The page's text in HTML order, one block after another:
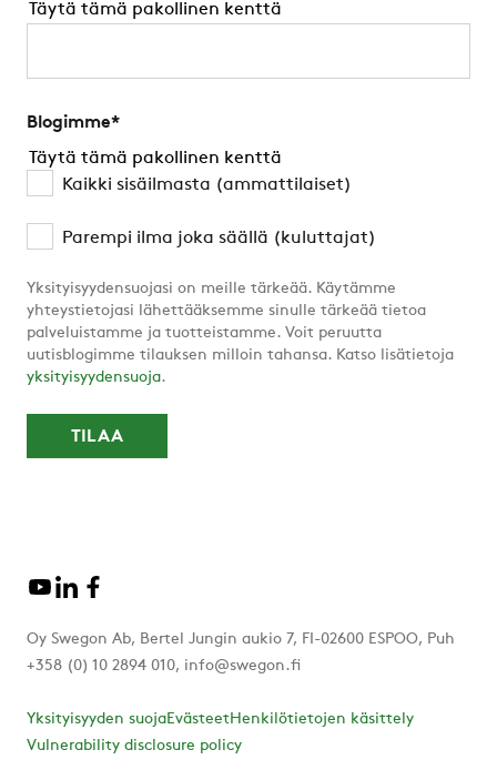
Täytä tämä pakollinen kenttä
Blogimme*
Täytä tämä pakollinen kenttä
Kaikki sisäilmasta (ammattilaiset)
Parempi ilma joka säällä (kuluttajat)
Yksityisyydensuojasi on meille tärkeää. Käytämme
yhteystietojasi lähettääksemme sinulle tärkeää tietoa
palveluistamme ja tuotteistamme. Voit peruutta
uutisblogimme tilauksen milloin tahansa. Katso lisätietoja
yksityisyydensuoja.
Oy Swegon Ab, Bertel Jungin aukio 7, FI-02600 ESPOO, Puh
+358 (0) 10 2894 010, info@swegon.fi
Yksityisyyden suojaEvästeetHenkilötietojen käsittely
Vulnerability disclosure policy